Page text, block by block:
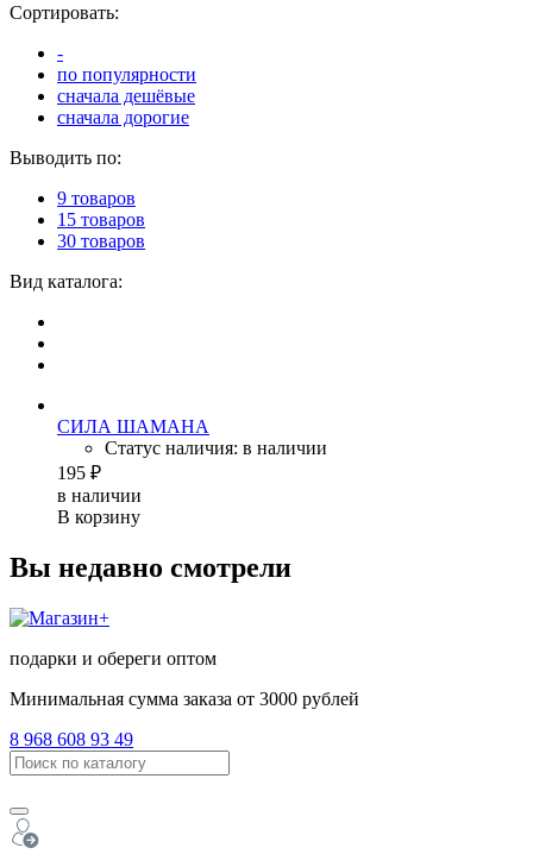
Сортировать:
-
по популярности
сначала дешёвые
сначала дорогие
Выводить по:
9 товаров
15 товаров
30 товаров
Вид каталога:
СИЛА ШАМАНА
Статус наличия: в наличии
195 ₽
в наличии
В корзину
Вы недавно смотрели
подарки и обереги оптом
Минимальная сумма заказа от 3000 рублей
8 968 608 93 49